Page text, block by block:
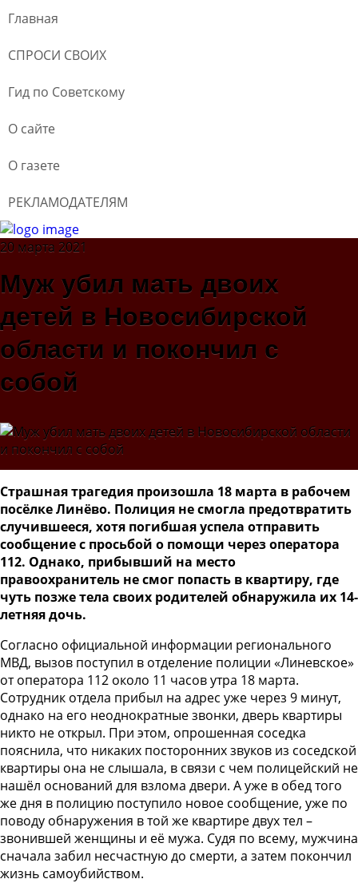
Главная
СПРОСИ СВОИХ
Гид по Советскому
О сайте
О газете
РЕКЛАМОДАТЕЛЯМ
20 марта 2021
Муж убил мать двоих
детей в Новосибирской
области и покончил с
собой
Страшная трагедия произошла 18 марта в рабочем
посёлке Линёво. Полиция не смогла предотвратить
случившееся, хотя погибшая успела отправить
сообщение с просьбой о помощи через оператора
112. Однако, прибывший на место
правоохранитель не смог попасть в квартиру, где
чуть позже тела своих родителей обнаружила их 14-
летняя дочь.
Согласно официальной информации регионального
МВД, вызов поступил в отделение полиции «Линевское»
от оператора 112 около 11 часов утра 18 марта.
Сотрудник отдела прибыл на адрес уже через 9 минут,
однако на его неоднократные звонки, дверь квартиры
никто не открыл. При этом, опрошенная соседка
пояснила, что никаких посторонних звуков из соседской
квартиры она не слышала, в связи с чем полицейский не
нашёл оснований для взлома двери. А уже в обед того
же дня в полицию поступило новое сообщение, уже по
поводу обнаружения в той же квартире двух тел –
звонившей женщины и её мужа. Судя по всему, мужчина
сначала забил несчастную до смерти, а затем покончил
жизнь самоубийством.